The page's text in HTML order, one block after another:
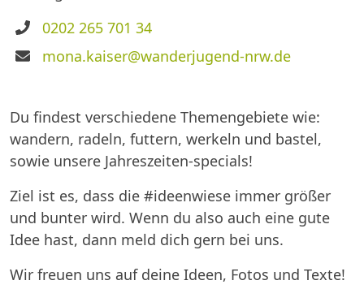
Telefon
0202 265 701 34
E-
mona.kaiser@wanderjugend-nrw.de
Du findest verschiedene Themengebiete wie:
wandern, radeln, futtern, werkeln und bastel,
sowie unsere Jahreszeiten-specials!
Ziel ist es, dass die #ideenwiese immer größer
und bunter wird. Wenn du also auch eine gute
Idee hast, dann meld dich gern bei uns.
Wir freuen uns auf deine Ideen, Fotos und Texte!